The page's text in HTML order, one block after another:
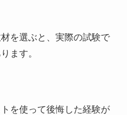
を選ぶと、実際の試験で
ます。
を使って後悔した経験が